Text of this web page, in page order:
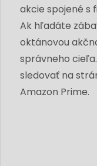
akcie spojené s
Ak hľadáte
oktánovou
správneho
sledovať na
Amazon Prime.